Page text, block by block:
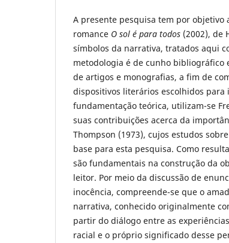
A presente pesquisa tem por
romance O sol é para todos (2002), de
símbolos da narrativa, tratados aqui
metodologia é de cunho bibliográfico
de artigos e monografias, a fim de
dispositivos literários escolhidos para
fundamentação teórica, utilizam-se
suas contribuições acerca da
Thompson (1973), cujos estudos
base para esta pesquisa. Como
são fundamentais na construção da
leitor. Por meio da discussão de
inocência, compreende-se que o
narrativa, conhecido originalmente
partir do diálogo entre as
racial e o próprio significado desse